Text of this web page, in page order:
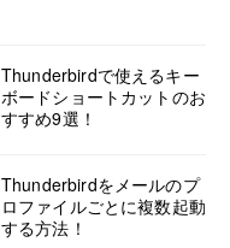
Thunderbirdで使えるキー
ボードショートカットのお
すすめ9選！
Thunderbirdをメールのプ
ロファイルごとに複数起動
する方法！